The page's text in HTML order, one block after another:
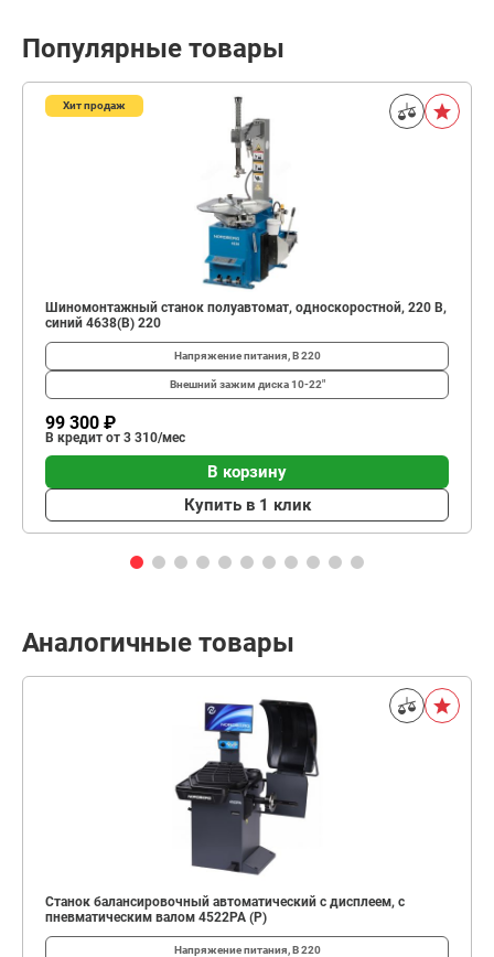
Популярные товары
Хит продаж
Шиномонтажный станок полуавтомат, односкоростной, 220 В,
синий 4638(B) 220
Напряжение питания, В220
Внешний зажим диска10-22"
99 300 ₽
В кредит от 3 310/мес
В корзину
Купить в 1 клик
Аналогичные товары
Станок балансировочный автоматический с дисплеем, с
пневматическим валом 4522PA (P)
Напряжение питания, В220